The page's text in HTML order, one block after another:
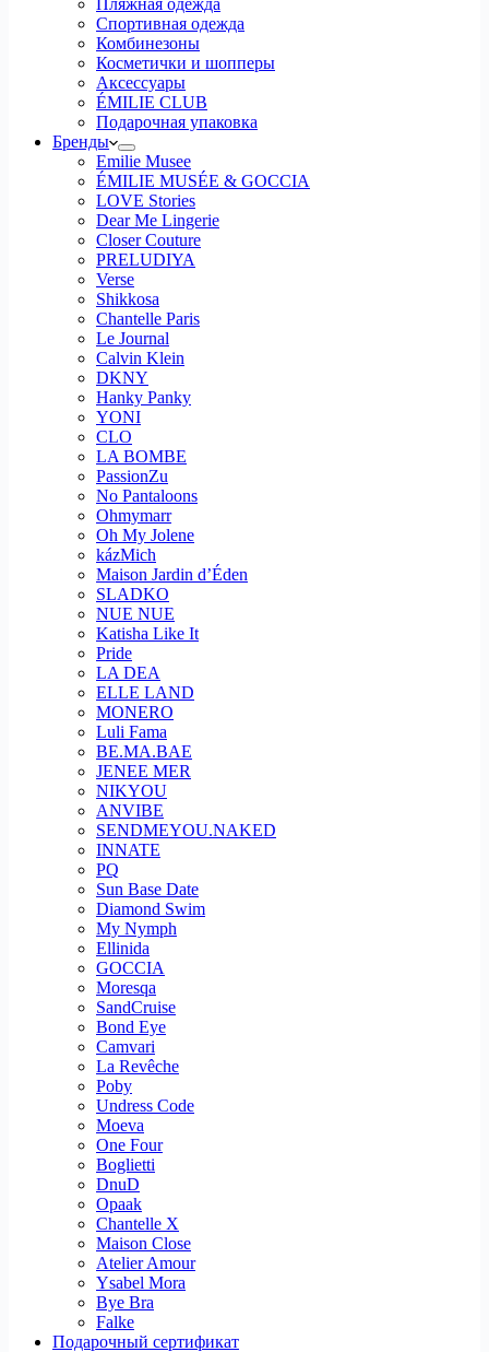
Пляжная одежда
Спортивная одежда
Комбинезоны
Косметички и шопперы
Аксессуары
ÉMILIE CLUB
Подарочная упаковка
Бренды
Emilie Musee
ÉMILIE MUSÉE & GOCCIA
LOVE Stories
Dear Me Lingerie
Closer Couture
PRELUDIYA
Verse
Shikkosa
Chantelle Paris
Le Journal
Calvin Klein
DKNY
Hanky Panky
YONI
CLO
LA BOMBE
PassionZu
No Pantaloons
Ohmymarr
Oh My Jolene
kázMich
Maison Jardin d’Éden
SLADKO
NUE NUE
Katisha Like It
Pride
LA DEA
ELLE LAND
MONERO
Luli Fama
BE.MA.BAE
JENEE MER
NIKYOU
ANVIBE
SENDMEYOU.NAKED
INNATE
PQ
Sun Base Date
Diamond Swim
My Nymph
Ellinida
GOCCIA
Moresqa
SandCruise
Bond Eye
Camvari
La Revêche
Poby
Undress Code
Moeva
One Four
Boglietti
DnuD
Opaak
Chantelle X
Maison Close
Atelier Amour
Ysabel Mora
Bye Bra
Falke
Подарочный сертификат